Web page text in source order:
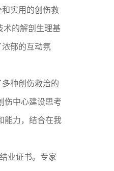
实用的创伤救
的解剖生理基
郁的互动氛
种创伤救治的
伤中心建设思考
能力，结合在我
业证书。专家